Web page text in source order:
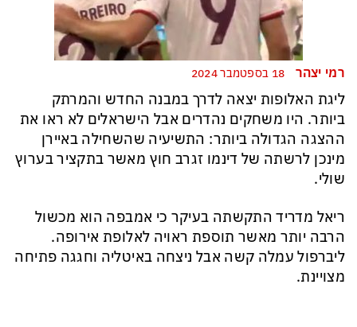
רמי יצהר
ליגת האלופות יצאה לדרך במבנה החדש והמרתק
ביותר. היו משחקים נהדרים אבל הישראלים לא ראו את
ההצגה הגדולה ביותר: התשיעיה שהשחילה באיירן
מינכן לרשתה של דינמו זגרב חוץ מאשר בתקציר בערוץ
שולי.
ריאל מדריד התקשתה בעיקר כי אמבפה הוא מכשול
הרבה יותר מאשר תוספת ראויה לאלופת אירופה.
ליברפול עמלה קשה אבל ניצחה באיטליה וחגגה פתיחה
מצויינת.